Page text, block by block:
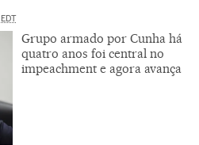
EDT
Grupo armado por Cunha há
quatro anos foi central no
impeachment e agora avança